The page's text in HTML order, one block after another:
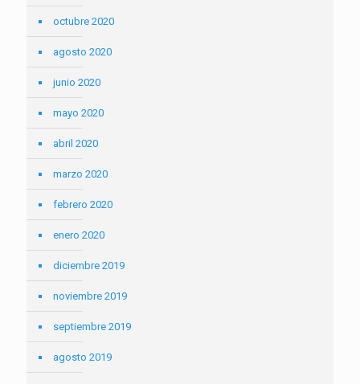
octubre 2020
agosto 2020
junio 2020
mayo 2020
abril 2020
marzo 2020
febrero 2020
enero 2020
diciembre 2019
noviembre 2019
septiembre 2019
agosto 2019